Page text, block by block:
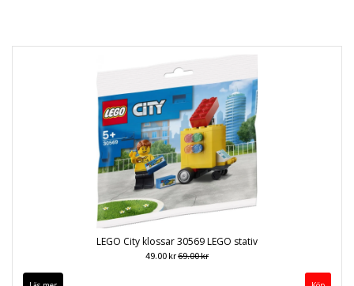
LEGO City klossar 30569 LEGO stativ
49.00 kr69.00 kr